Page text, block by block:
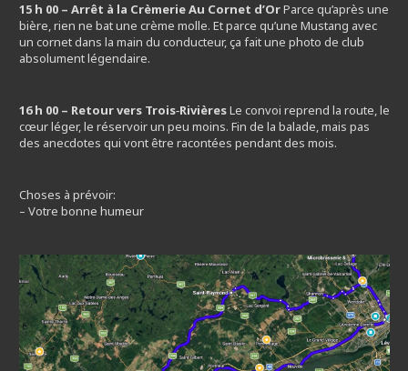
15 h 00 – Arrêt à la Crèmerie Au Cornet d’OrParce qu’après une
bière, rien ne bat une crème molle. Et parce qu’une Mustang avec
un cornet dans la main du conducteur, ça fait une photo de club
absolument légendaire.
16 h 00 – Retour vers Trois‑RivièresLe convoi reprend la route, le
cœur léger, le réservoir un peu moins. Fin de la balade, mais pas
des anecdotes qui vont être racontées pendant des mois.
Choses à prévoir:
– Votre bonne humeur